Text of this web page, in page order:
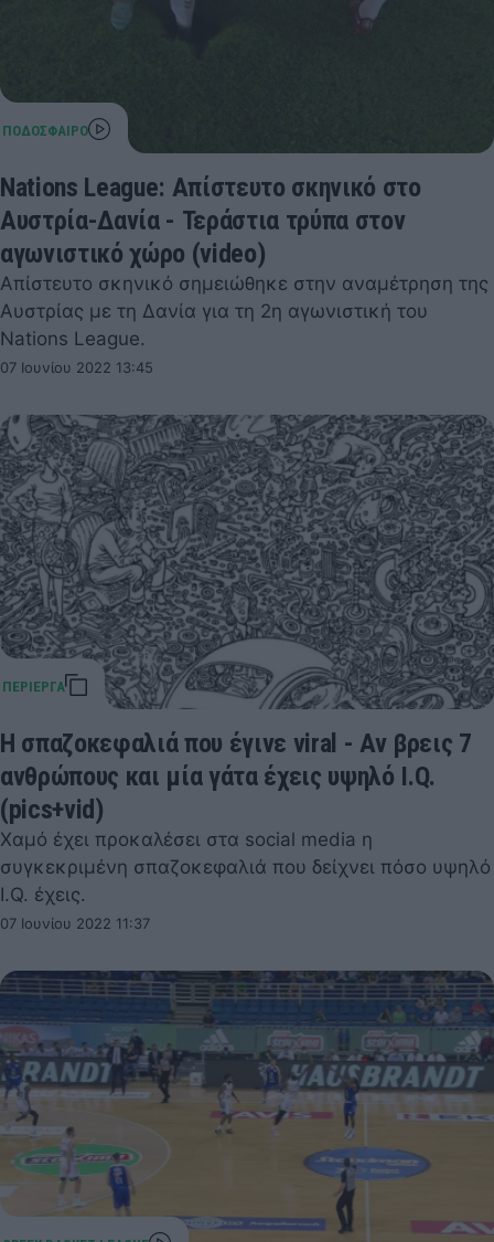
Nations League: Απίστευτο σκηνικό στο
Αυστρία-Δανία - Τεράστια τρύπα στον
αγωνιστικό χώρο (video)
Απίστευτο σκηνικό σημειώθηκε στην αναμέτρηση της
Αυστρίας με τη Δανία για τη 2η αγωνιστική του
Nations League.
07 Ιουνίου 2022 13:45
Η σπαζοκεφαλιά που έγινε viral - Αν βρεις 7
ανθρώπους και μία γάτα έχεις υψηλό I.Q.
(pics+vid)
Χαμό έχει προκαλέσει στα social media η
συγκεκριμένη σπαζοκεφαλιά που δείχνει πόσο υψηλό
I.Q. έχεις.
07 Ιουνίου 2022 11:37